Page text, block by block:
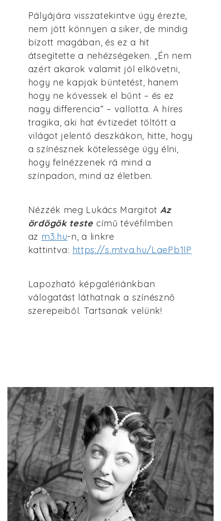
Pályájára visszatekintve úgy érezte,
nem jött könnyen a siker, de mindig
bízott magában, és ez a hit
átsegítette a nehézségeken. „Én nem
azért akarok valamit jól elkövetni,
hogy ne kapjak büntetést, hanem
hogy ne kövessek el bűnt – és ez
nagy differencia” – vallotta. A híres
tragika, aki hat évtizedet töltött a
világot jelentő deszkákon, hitte, hogy
a színésznek kötelessége úgy élni,
hogy felnézzenek rá mind a
színpadon, mind az életben.
Nézzék meg Lukács Margitot Az
ördögök testecímű tévéfilmben
az m3.hu-n, a linkre
kattintva: https://s.mtva.hu/LaePb1lP
Lapozható képgalériánkban
válogatást láthatnak a színésznő
szerepeiből. Tartsanak velünk!